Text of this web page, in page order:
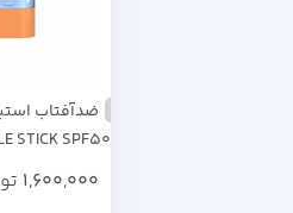
STICK SPF50
1,600,000